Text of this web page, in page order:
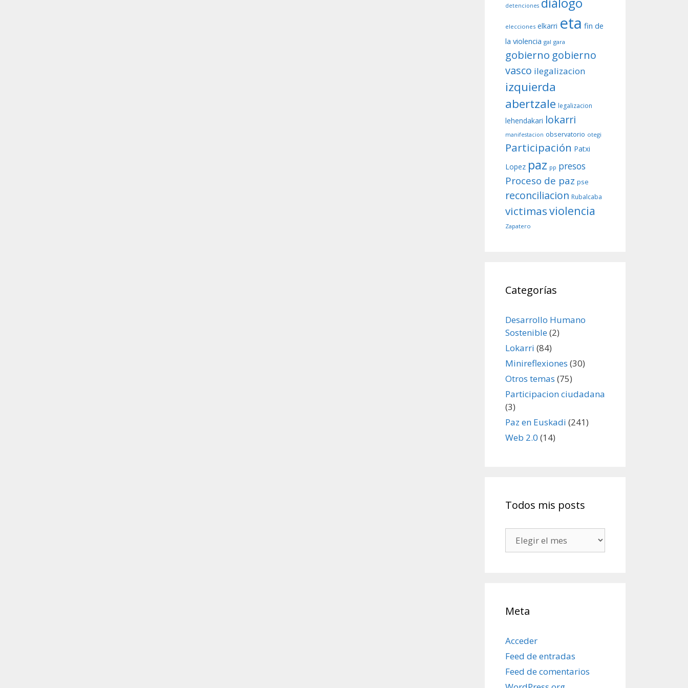
detenciones
elecciones elkarri eta fin de
la violencia gal gara
gobierno gobierno
vasco ilegalizacion
izquierda
abertzale legalizacion
lehendakari lokarri
manifestacion observatorio otegi
Participación Patxi
Lopez paz pp presos
Proceso de paz pse
reconciliacion Rubalcaba
victimasviolencia
Zapatero
Categorías
Desarrollo Humano
Sostenible(2)
Lokarri (84)
Minireflexiones (30)
Otros temas (75)
Participacion ciudadana
(3)
Paz en Euskadi (241)
Web 2.0 (14)
Todos mis posts
mis
Meta
Acceder
Feed de entradas
Feed de comentarios